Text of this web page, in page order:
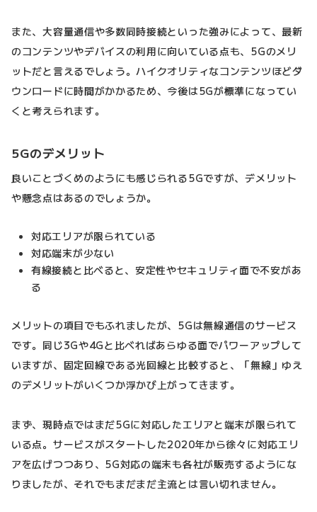
また、大容量通信や多数同時接続といった強みによって、最新
のコンテンツやデバイスの利用に向いている点も、5Gのメリ
ットだと言えるでしょう。ハイクオリティなコンテンツほどダ
ウンロードに時間がかかるため、今後は5Gが標準になってい
くと考えられます。
5Gのデメリット
良いことづくめのようにも感じられる5Gですが、デメリット
や懸念点はあるのでしょうか。
対応エリアが限られている
対応端末が少ない
有線接続と比べると、安定性やセキュリティ面で不安があ
る
メリットの項目でもふれましたが、5Gは無線通信のサービス
です。同じ3Gや4Gと比べればあらゆる面でパワーアップして
いますが、固定回線である光回線と比較すると、「無線」ゆえ
のデメリットがいくつか浮かび上がってきます。
まず、現時点ではまだ5Gに対応したエリアと端末が限られて
いる点。サービスがスタートした2020年から徐々に対応エリ
アを広げつつあり、5G対応の端末も各社が販売するようにな
りましたが、それでもまだまだ主流とは言い切れません。